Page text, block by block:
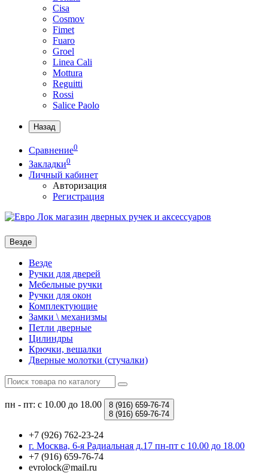
Cisa
Cosmov
Fimet
Fuaro
Groel
Linea Cali
Mottura
Reguitti
Rossi
Salice Paolo
Назад
Сравнение0
Закладки0
Личный кабинет
Авторизация
Регистрация
Везде
Везде
Ручки для дверей
Мебельные ручки
Ручки для окон
Комплектующие
Замки \ механизмы
Петли дверные
Цилиндры
Крючки, вешалки
Дверные молотки (стучалки)
пн - пт: с 10.00 до 18.00 8 (916) 659-76-74
8 (916) 659-76-74
+7 (926) 762-23-24
г. Москва, 6-я Радиальная д.17 пн-пт с 10.00 до 18.00
+7 (916) 659-76-74
evrolock@mail.ru